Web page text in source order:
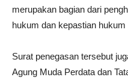
merupakan bagian dari
hukum dan kepastian
Surat penegasan tersebut
Agung Muda Perdata dan